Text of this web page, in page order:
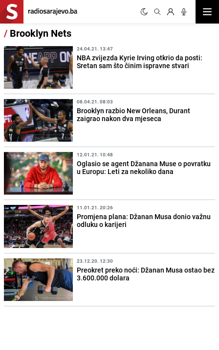
/ Brooklyn Nets
24.04.21. 13:47
NBA zvijezda Kyrie Irving otkrio da posti:
Sretan sam što činim ispravne stvari
08.04.21. 08:03
Brooklyn razbio New Orleans, Durant
zaigrao nakon dva mjeseca
12.01.21. 10:48
Oglasio se agent Džanana Muse o povratku
u Europu: Leti za nekoliko dana
11.01.21. 20:26
Promjena plana: Džanan Musa donio važnu
odluku o karijeri
23.12.20. 12:30
Preokret preko noći: Džanan Musa ostao bez
3.600.000 dolara